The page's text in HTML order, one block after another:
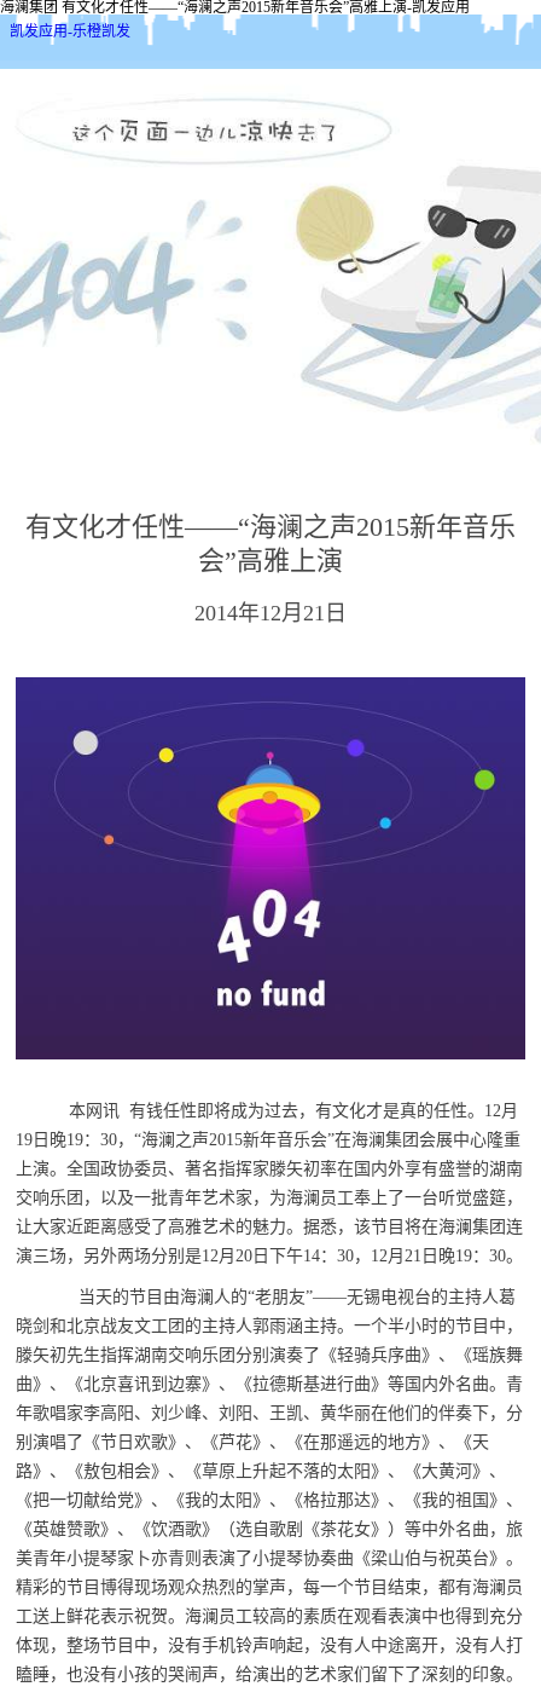
海澜集团 有文化才任性——“海澜之声2015新年音乐会”高雅上演-凯发应用
凯发应用-乐橙凯发
有文化才任性——“海澜之声2015新年音乐
会”高雅上演
2014年12月21日
本网讯 有钱任性即将成为过去，有文化才是真的任性。12月
19日晚19：30，“海澜之声2015新年音乐会”在海澜集团会展中心隆重
上演。全国政协委员、著名指挥家滕矢初率在国内外享有盛誉的湖南
交响乐团，以及一批青年艺术家，为海澜员工奉上了一台听觉盛筵，
让大家近距离感受了高雅艺术的魅力。据悉，该节目将在海澜集团连
演三场，另外两场分别是12月20日下午14：30，12月21日晚19：30。
当天的节目由海澜人的“老朋友”——无锡电视台的主持人葛
晓剑和北京战友文工团的主持人郭雨涵主持。一个半小时的节目中，
滕矢初先生指挥湖南交响乐团分别演奏了《轻骑兵序曲》、《瑶族舞
曲》、《北京喜讯到边寨》、《拉德斯基进行曲》等国内外名曲。青
年歌唱家李高阳、刘少峰、刘阳、王凯、黄华丽在他们的伴奏下，分
别演唱了《节日欢歌》、《芦花》、《在那遥远的地方》、《天
路》、《敖包相会》、《草原上升起不落的太阳》、《大黄河》、
《把一切献给党》、《我的太阳》、《格拉那达》、《我的祖国》、
《英雄赞歌》、《饮酒歌》（选自歌剧《茶花女》）等中外名曲，旅
美青年小提琴家卜亦青则表演了小提琴协奏曲《梁山伯与祝英台》。
精彩的节目博得现场观众热烈的掌声，每一个节目结束，都有海澜员
工送上鲜花表示祝贺。海澜员工较高的素质在观看表演中也得到充分
体现，整场节目中，没有手机铃声响起，没有人中途离开，没有人打
瞌睡，也没有小孩的哭闹声，给演出的艺术家们留下了深刻的印象。